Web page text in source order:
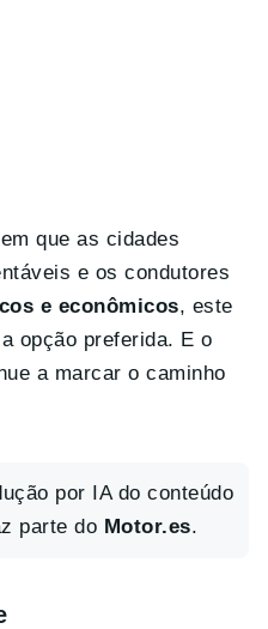
que as cidades
e os condutores
e econômicos, este
opção preferida. E o
a marcar o caminho
por IA do conteúdo
parte do Motor.es.